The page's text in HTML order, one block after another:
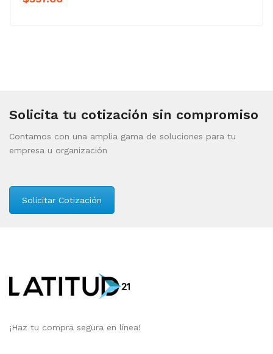
Solicita tu cotización sin compromiso
Contamos con una amplia gama de soluciones para tu
empresa u organización
Solicitar Cotización
¡Haz tu compra segura en línea!